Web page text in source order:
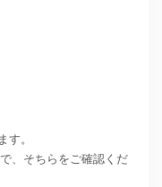
す。
、そちらをご確認くだ